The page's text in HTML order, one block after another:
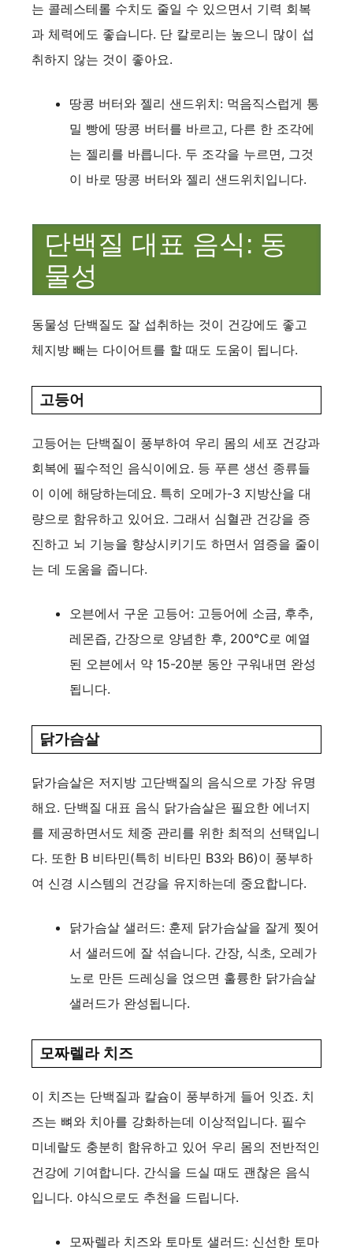
는 콜레스테롤 수치도 줄일 수 있으면서 기력 회복
과 체력에도 좋습니다. 단 칼로리는 높으니 많이 섭
취하지 않는 것이 좋아요.
땅콩 버터와 젤리 샌드위치: 먹음직스럽게 통
밀 빵에 땅콩 버터를 바르고, 다른 한 조각에
는 젤리를 바릅니다. 두 조각을 누르면, 그것
이 바로 땅콩 버터와 젤리 샌드위치입니다.
단백질 대표 음식: 동
물성
동물성 단백질도 잘 섭취하는 것이 건강에도 좋고
체지방 빼는 다이어트를 할 때도 도움이 됩니다.
고등어
고등어는 단백질이 풍부하여 우리 몸의 세포 건강과
회복에 필수적인 음식이에요. 등 푸른 생선 종류들
이 이에 해당하는데요. 특히 오메가-3 지방산을 대
량으로 함유하고 있어요. 그래서 심혈관 건강을 증
진하고 뇌 기능을 향상시키기도 하면서 염증을 줄이
는 데 도움을 줍니다.
오븐에서 구운 고등어: 고등어에 소금, 후추,
레몬즙, 간장으로 양념한 후, 200°C로 예열
된 오븐에서 약 15-20분 동안 구워내면 완성
됩니다.
닭가슴살
닭가슴살은 저지방 고단백질의 음식으로 가장 유명
해요. 단백질 대표 음식 닭가슴살은 필요한 에너지
를 제공하면서도 체중 관리를 위한 최적의 선택입니
다. 또한 B 비타민(특히 비타민 B3와 B6)이 풍부하
여 신경 시스템의 건강을 유지하는데 중요합니다.
닭가슴살 샐러드: 훈제 닭가슴살을 잘게 찢어
서 샐러드에 잘 섞습니다. 간장, 식초, 오레가
노로 만든 드레싱을 얹으면 훌륭한 닭가슴살
샐러드가 완성됩니다.
모짜렐라 치즈
이 치즈는 단백질과 칼슘이 풍부하게 들어 잇죠. 치
즈는 뼈와 치아를 강화하는데 이상적입니다. 필수
미네랄도 충분히 함유하고 있어 우리 몸의 전반적인
건강에 기여합니다. 간식을 드실 때도 괜찮은 음식
입니다. 야식으로도 추천을 드립니다.
모짜렐라 치즈와 토마토 샐러드: 신선한 토마